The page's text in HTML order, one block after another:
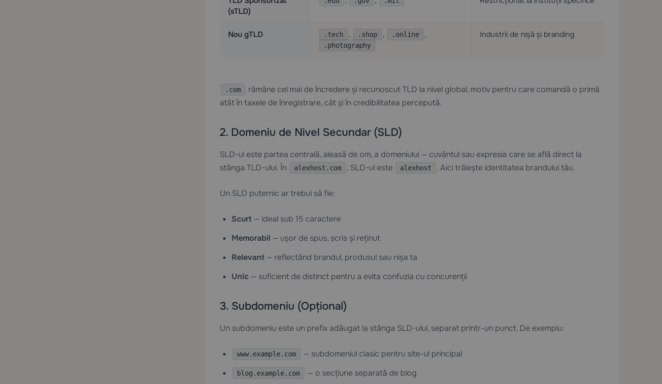
(sTLD)
Nou gTLD .tech , .shop , .online ,
.photography
Industrii de nișă și branding
.com
rămâne cel mai de încredere și recunoscut TLD la nivel global, motiv pentru care comandă o primă
atât în taxele de înregistrare, cât și în credibilitatea percepută.
2. Domeniu de Nivel Secundar (SLD)
SLD-ul este partea centrală, aleasă de om, a domeniului — cuvântul sau expresia care se află direct la
stânga TLD-ului. În
alexhost.com , SLD-ul este alexhost . Aici trăiește identitatea brandului tău.
Un SLD puternic ar trebui să fie:
Scurt— ideal sub 15 caractere
Memorabil — ușor de spus, scris și reținut
Relevant— reflectând brandul, produsul sau nișa ta
Unic— suficient de distinct pentru a evita confuzia cu concurenții
3. Subdomeniu (Opțional)
Un subdomeniu este un prefix adăugat la stânga SLD-ului, separat printr-un punct. De exemplu:
www.example.com — subdomeniul clasic pentru site-ul principal
blog.example.com — o secțiune separată de blog